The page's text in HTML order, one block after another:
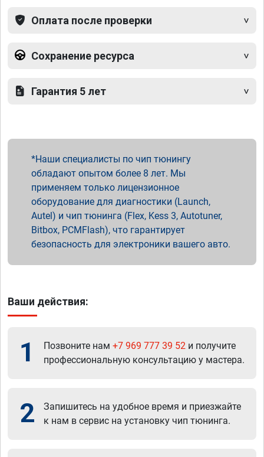
Оплата после проверки
Сохранение ресурса
Гарантия 5 лет
Наши специалисты по чип тюнингу
обладают опытом более 8 лет. Мы
применяем только лицензионное
оборудование для диагностики (Launch,
Autel) и чип тюнинга (Flex, Kess 3, Autotuner,
Bitbox, PCMFlash), что гарантирует
безопасность для электроники вашего авто.
Ваши действия:
1 Позвоните нам +7 969 777 39 52 и получите
профессиональную консультацию у мастера.
2
Запишитесь на удобное время и приезжайте
к нам в сервис на установку чип тюнинга.